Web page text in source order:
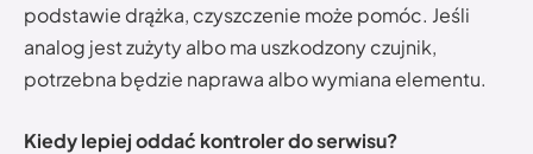
podstawie drążka, czyszczenie może pomóc. Jeśli
analog jest zużyty albo ma uszkodzony czujnik,
potrzebna będzie naprawa albo wymiana elementu.
Kiedy lepiej oddać kontroler do serwisu?